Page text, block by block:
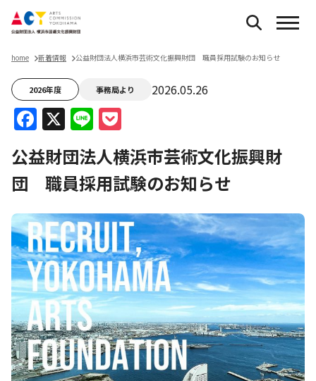
home 新着情報 公益財団法人横浜市芸術文化振興財団 職員採用試験のお知らせ
2026年度 事務局より 2026.05.26
Facebook
X Line
公益財団法人横浜市芸術文化振興財
団 職員採用試験のお知らせ